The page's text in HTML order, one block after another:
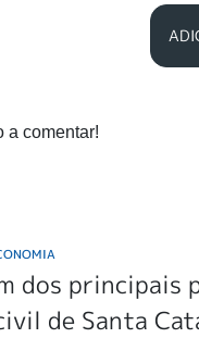
a comentar!
dos principais
de Santa